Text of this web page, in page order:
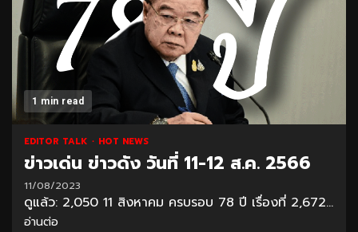
1 min read
EDITOR TALK HOT NEWS
ข่าวเด่น ข่าวดัง วันที่ 11-12 ส.ค. 2566
11/08/2023
ดูแล้ว: 2,050 11 สิงหาคม ครบรอบ 78 ปี เรื่องที่ 2,672...
อ่านต่อ